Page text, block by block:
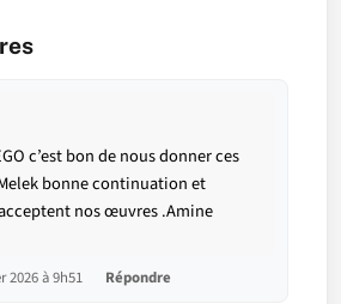
c’est bon de nous donner ces
bonne continuation et
acceptent nos œuvres .Amine
2026 à 9h51 Répondre